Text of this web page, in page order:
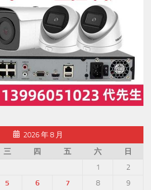
2026 年 8 月
三 四 五 六
日
1
2
5 6 7 8
9